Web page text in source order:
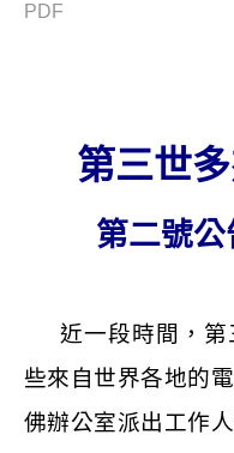
PDF
第三世
第二號公
近一段時間，
些來自世界各地的
佛辦公室派出工作